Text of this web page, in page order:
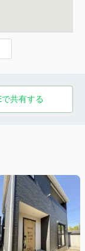
で共有する